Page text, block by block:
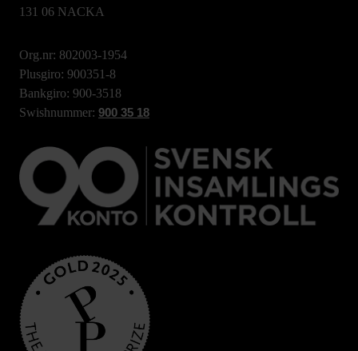
131 06 NACKA
Org.nr: 802003-1954
Plusgiro: 900351-8
Bankgiro: 900-3518
Swishnummer: 900 35 18